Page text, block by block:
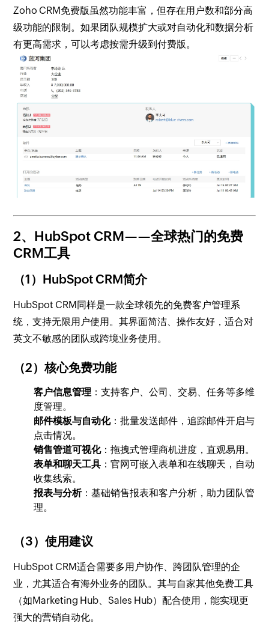
Zoho CRM免费版虽然功能丰富，但存在用户数和部分高
级功能的限制。如果团队规模扩大或对自动化和数据分析
有更高需求，可以考虑按需升级到付费版。
2、HubSpot CRM——全球热门的免费
CRM工具
（1）HubSpot CRM简介
HubSpot CRM同样是一款全球领先的免费客户管理系
统，支持无限用户使用。其界面简洁、操作友好，适合对
英文不敏感的团队或跨境业务使用。
（2）核心免费功能
客户信息管理 ：支持客户、公司、交易、任务等多维
度管理。
邮件模板与自动化：批量发送邮件，追踪邮件开启与
点击情况。
销售管道可视化：拖拽式管理商机进度，直观易用。
表单和聊天工具 ：官网可嵌入表单和在线聊天，自动
收集线索。
报表与分析：基础销售报表和客户分析，助力团队管
理。
（3）使用建议
HubSpot CRM适合需要多用户协作、跨团队管理的企
业，尤其适合有海外业务的团队。其与自家其他免费工具
（如Marketing Hub、Sales Hub）配合使用，能实现更
强大的营销自动化。